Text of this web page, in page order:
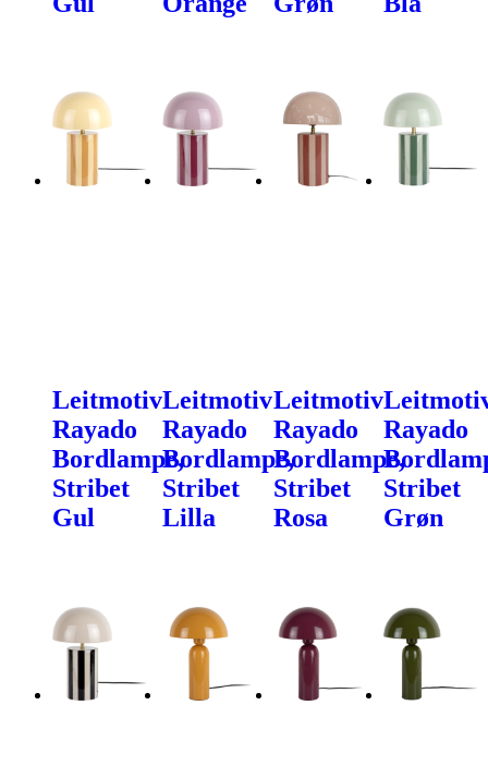
Leitmotiv
Rayado
Bordlampe,
Stribet
Gul
Leitmotiv
Rayado
Bordlampe,
Stribet
Lilla
Leitmotiv
Rayado
Bordlampe,
Stribet
Rosa
Rayado
Stribet
Grøn